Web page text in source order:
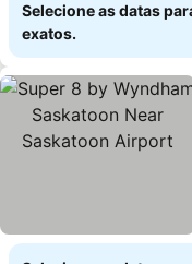
Selecione as datas
exatos.